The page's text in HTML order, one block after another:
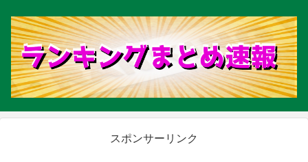
スポンサーリンク